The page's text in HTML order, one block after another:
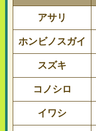
アサリ
ホンビノスガイ
スズキ
コノシロ
イワシ